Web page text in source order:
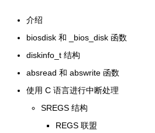
介绍
biosdisk 和 _bios_disk 函数
diskinfo_t 结构
absread 和 abswrite 函数
使用 C 语言进行中断处理
SREGS 结构
REGS 联盟